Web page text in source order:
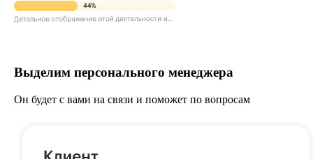
Выделим персонального менеджера
Он будет с вами на связи и поможет по вопросам